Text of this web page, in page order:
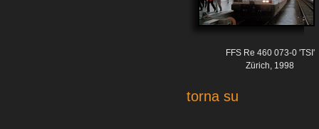
FFS Re 460 073-0 'TSI'
Zürich, 1998
torna su